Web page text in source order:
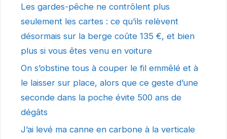
Les gardes-pêche ne contrôlent plus
seulement les cartes : ce qu’ils relèvent
désormais sur la berge coûte 135 €, et bien
plus si vous êtes venu en voiture
On s’obstine tous à couper le fil emmêlé et à
le laisser sur place, alors que ce geste d’une
seconde dans la poche évite 500 ans de
dégâts
J’ai levé ma canne en carbone à la verticale